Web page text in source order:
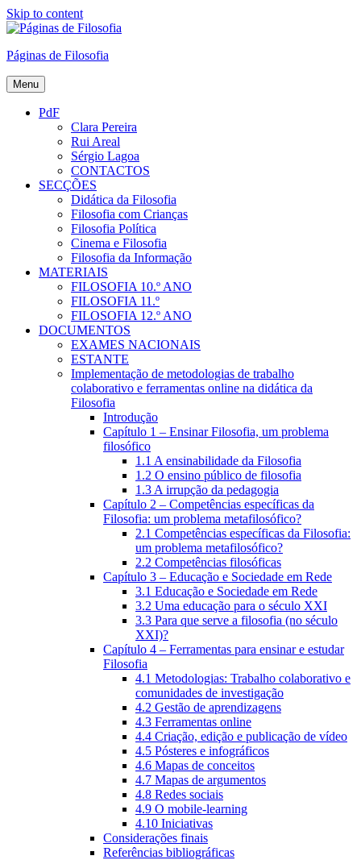
Skip to content
Páginas de Filosofia
Menu
PdF
Clara Pereira
Rui Areal
Sérgio Lagoa
CONTACTOS
SECÇÕES
Didática da Filosofia
Filosofia com Crianças
Filosofia Política
Cinema e Filosofia
Filosofia da Informação
MATERIAIS
FILOSOFIA 10.º ANO
FILOSOFIA 11.º
FILOSOFIA 12.º ANO
DOCUMENTOS
EXAMES NACIONAIS
ESTANTE
Implementação de metodologias de trabalho
colaborativo e ferramentas online na didática da
Filosofia
Introdução
Capítulo 1 – Ensinar Filosofia, um problema
filosófico
1.1 A ensinabilidade da Filosofia
1.2 O ensino público de filosofia
1.3 A irrupção da pedagogia
Capítulo 2 – Competências específicas da
Filosofia: um problema metafilosófico?
2.1 Competências específicas da Filosofia:
um problema metafilosófico?
2.2 Competências filosóficas
Capítulo 3 – Educação e Sociedade em Rede
3.1 Educação e Sociedade em Rede
3.2 Uma educação para o século XXI
3.3 Para que serve a filosofia (no século
XXI)?
Capítulo 4 – Ferramentas para ensinar e estudar
Filosofia
4.1 Metodologias: Trabalho colaborativo e
comunidades de investigação
4.2 Gestão de aprendizagens
4.3 Ferramentas online
4.4 Criação, edição e publicação de vídeo
4.5 Pósteres e infográficos
4.6 Mapas de conceitos
4.7 Mapas de argumentos
4.8 Redes sociais
4.9 O mobile-learning
4.10 Iniciativas
Considerações finais
Referências bibliográficas